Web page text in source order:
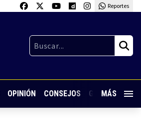
Reportes
OPINIÓN CONSEJOS GUARDIA
MÁS